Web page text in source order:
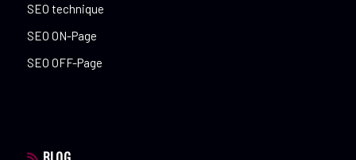
SEO technique
SEO ON-Page
SEO OFF-Page